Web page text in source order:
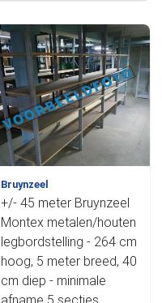
Bruynzeel
+/- 45 meter Bruynzeel
Montex metalen/houten
legbordstelling - 264 cm
hoog, 5 meter breed, 40
cm diep - minimale
afname 5 secties